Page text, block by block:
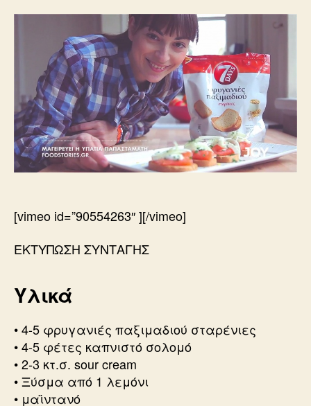
με
cream,
μαιντανό
και
σαλάτα
μαραθόριζας
πάνω
σε
φρυγανιές
παξιμαδιού
[vimeo id=”90554263″ ][/vimeo]
ΕΚΤΥΠΩΣΗ ΣΥΝΤΑΓΗΣ
Υλικά
• 4-5 φρυγανιές παξιμαδιού σταρένιες
• 4-5 φέτες καπνιστό σολομό
• 2-3 κτ.σ. sour cream
• Ξύσμα από 1 λεμόνι
• μαϊντανό